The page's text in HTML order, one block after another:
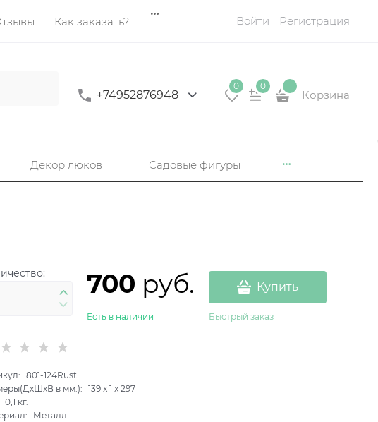
Как заказать? Войти Регистрация
+74952876948
0 0
Корзина
Декор люков Садовые фигуры
700 руб.
Есть в наличии
Купить
Быстрый заказ
801-124Rust
в мм.):
139 x1 x297
0,1 кг.
Металл